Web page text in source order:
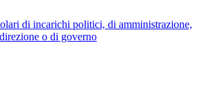
di incarichi politici, di amministrazione,
o di governo